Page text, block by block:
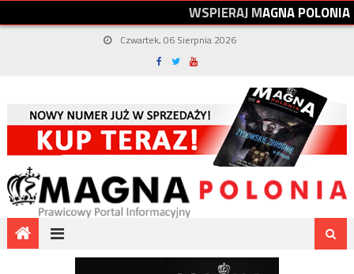
WSPIERAJMAGNAPOLONIA
Czwartek, 06 Sierpnia 2026